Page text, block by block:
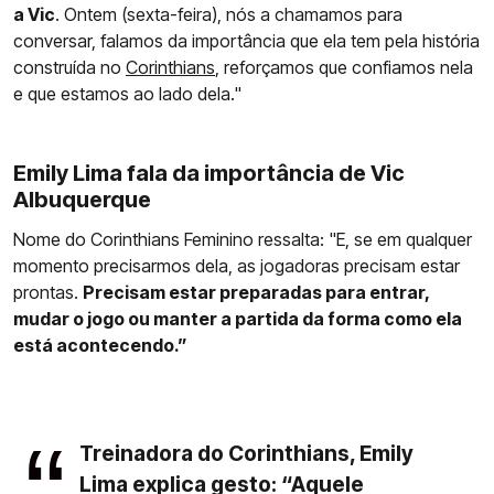
a Vic. Ontem (sexta-feira), nós a chamamos para
conversar, falamos da importância que ela tem pela história
construída no Corinthians , reforçamos que confiamos nela
e que estamos ao lado dela."
Emily Lima fala da importância de Vic
Albuquerque
Nome do Corinthians Feminino ressalta: "E, se em qualquer
momento precisarmos dela, as jogadoras precisam estar
prontas. Precisam estar preparadas para entrar,
mudar o jogo ou manter a partida da forma como ela
está acontecendo.”
Treinadora do Corinthians, Emily
Lima explica gesto: “Aquele